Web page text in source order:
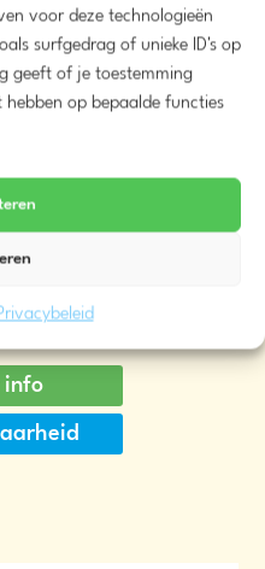
voor deze technologieën
surfgedrag of unieke ID's op
geeft of je toestemming
op bepaalde functies
(Groen/Wit)
info